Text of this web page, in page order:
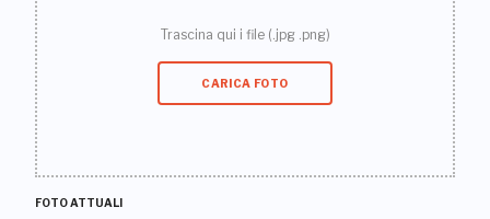
Trascina qui i file (.jpg .png)
CARICA FOTO
FOTO ATTUALI